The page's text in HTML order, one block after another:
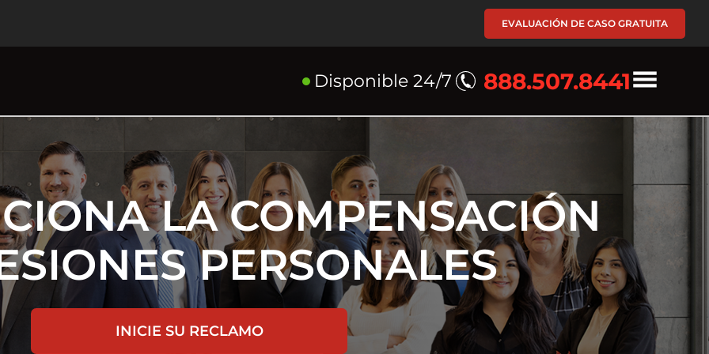
EVALUACIÓN DE CASO GRATUITA
Disponible 24/7 888.507.8441
LA COMPENSACIÓN
PERSONALES
INICIE SU RECLAMO